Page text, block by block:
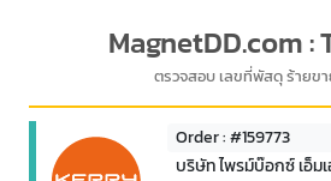
MagnetDD.com :
ตรวจสอบ เลขที่พัสดุ ร้ายข
Order : #159773
บริษัท ไพรม์บ๊อกซ์ เอ็ม